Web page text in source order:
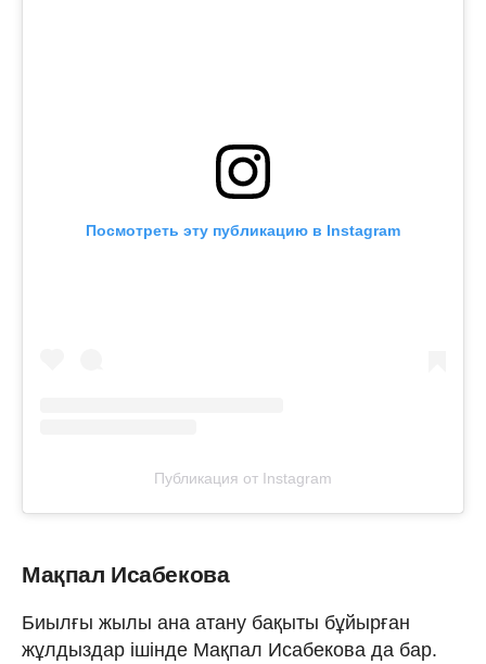
Посмотреть эту публикацию в Instagram
Публикация от Instagram
Мақпал Исабекова
Биылғы жылы ана атану бақыты бұйырған
жұлдыздар ішінде Мақпал Исабекова да бар.